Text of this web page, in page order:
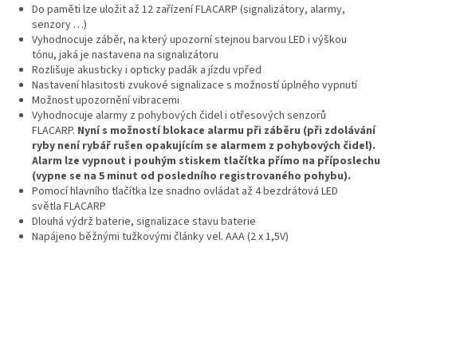
Do paměti lze uložit až 12 zařízení FLACARP (signalizátory, alarmy,
senzory …)
Vyhodnocuje záběr, na který upozorní stejnou barvou LED i výškou
tónu, jaká je nastavena na signalizátoru
Rozlišuje akusticky i opticky padák a jízdu vpřed
Nastavení hlasitosti zvukové signalizace s možností úplného vypnutí
Možnost upozornění vibracemi
Vyhodnocuje alarmy z pohybových čidel i otřesových senzorů
FLACARP. Nyní s možností blokace alarmu při záběru (při zdolávání
ryby není rybář rušen opakujícím se alarmem z pohybových čidel).
Alarm lze vypnout i pouhým stiskem tlačítka přímo na příposlechu
(vypne se na 5 minut od posledního registrovaného pohybu).
Pomocí hlavního tlačítka lze snadno ovládat až 4 bezdrátová LED
světla FLACARP
Dlouhá výdrž baterie, signalizace stavu baterie
Napájeno běžnými tužkovými články vel. AAA (2 x 1,5V)